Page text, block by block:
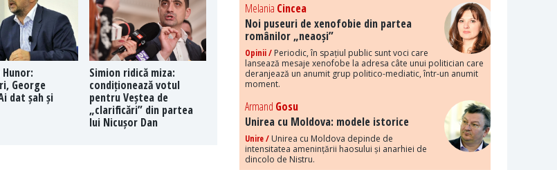
Hunor:
George
dat șah și
Simion ridică miza:
condiționează votul
pentru Veștea de
„clarificări” din partea
lui Nicușor Dan
Melania Cincea
Noi puseuri de xenofobie din partea
românilor „neaoși”
Opinii / Periodic, în spațiul public sunt voci care
lansează mesaje xenofobe la adresa câte unui politician care
deranjează un anumit grup politico-mediatic, într-un anumit
moment.
Armand Gosu
Unirea cu Moldova: modele istorice
Unire / Unirea cu Moldova depinde de
intensitatea amenințării haosului și anarhiei de
dincolo de Nistru.